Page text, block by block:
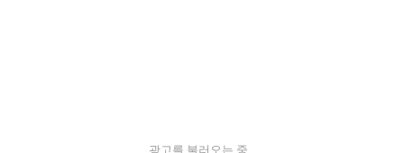
광고를 불러오는 중...